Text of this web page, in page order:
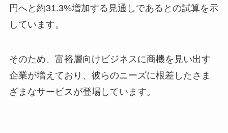
円へと約31.3%増加する見通しであるとの試算を示
しています。
そのため、富裕層向けビジネスに商機を見い出す
企業が増えており、彼らのニーズに根差したさま
ざまなサービスが登場しています。